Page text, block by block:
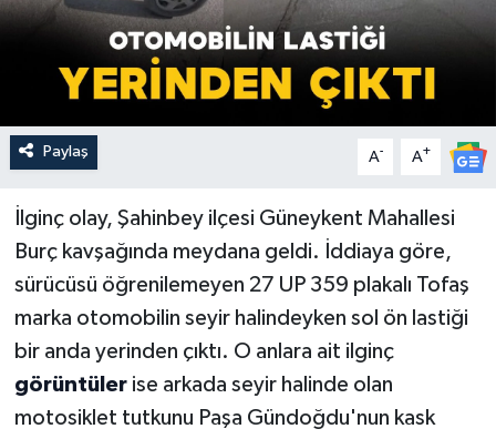
Paylaş A- A+
İlginç olay, Şahinbey ilçesi Güneykent Mahallesi
Burç kavşağında meydana geldi. İddiaya göre,
sürücüsü öğrenilemeyen 27 UP 359 plakalı Tofaş
marka otomobilin seyir halindeyken sol ön lastiği
bir anda yerinden çıktı. O anlara ait ilginç
görüntüler ise arkada seyir halinde olan
motosiklet tutkunu Paşa Gündoğdu'nun kask